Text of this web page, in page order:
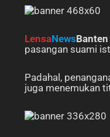
LensaNewsBanten
pasangan suami
Padahal,
juga menemukan